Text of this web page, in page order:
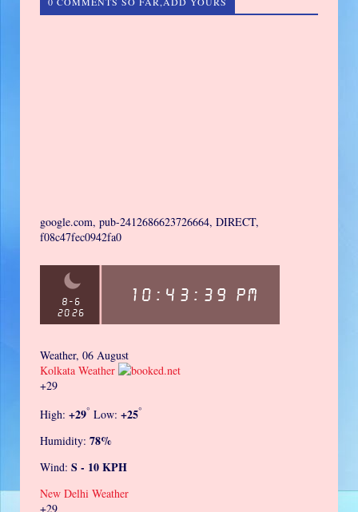
google.com, pub-2412686623726664, DIRECT,
f08c47fec0942fa0
Weather, 06 August
Kolkata Weather
+29
High: +29° Low: +25°
Humidity: 78%
Wind: S - 10 KPH
New Delhi Weather
+29